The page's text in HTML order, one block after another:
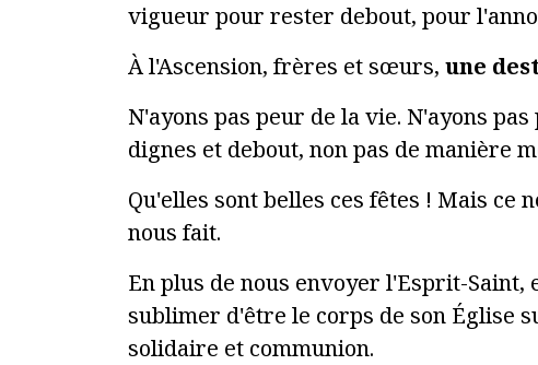
vigueur pour rester debout, pour
À l'Ascension, frères et sœurs, une
N'ayons pas peur de la vie. N'ayons
dignes et debout, non pas de manière
Qu'elles sont belles ces fêtes ! Mais ce
nous fait.
En plus de nous envoyer l'Esprit-
sublimer d'être le corps de son Église
solidaire et communion.